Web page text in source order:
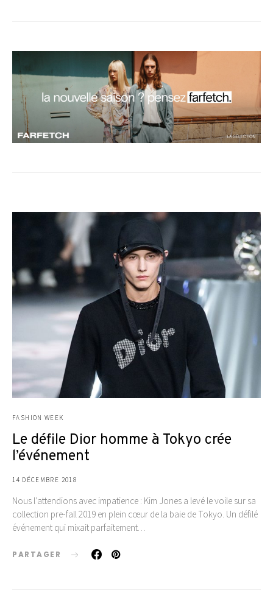
FASHION WEEK
Le défile Dior homme à Tokyo crée
l’événement
14 DÉCEMBRE 2018
Nous l’attendions avec impatience : Kim Jones a levé le voile sur sa
collection pre-fall 2019 en plein cœur de la baie de Tokyo. Un défilé
événement qui mixait parfaitement…
PARTAGER